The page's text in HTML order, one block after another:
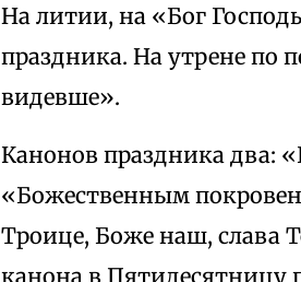
На литии, на «Бог
праздника. На утрене по
видевше».
Канонов праздника два:
«Божественным
Троице, Боже наш, слава
канона в Пятидесятницу